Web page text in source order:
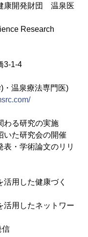
開発財団 温泉医
Research
1-4
泉療法専門医)
研究の実施
究会の開催
術論文のリリ
た健康づく
たネットワー